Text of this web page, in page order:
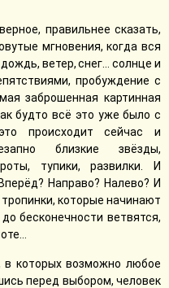
правильнее сказать,
мгновения, когда вся
ветер, снег… солнце и
пробуждение с
заброшенная картинная
будто всё это уже было с
происходит сейчас и
близкие звёзды,
тупики, развилки. И
Направо? Налево? И
которые начинают
бесконечности ветвятся,
в которых возможно любое
перед выбором, человек